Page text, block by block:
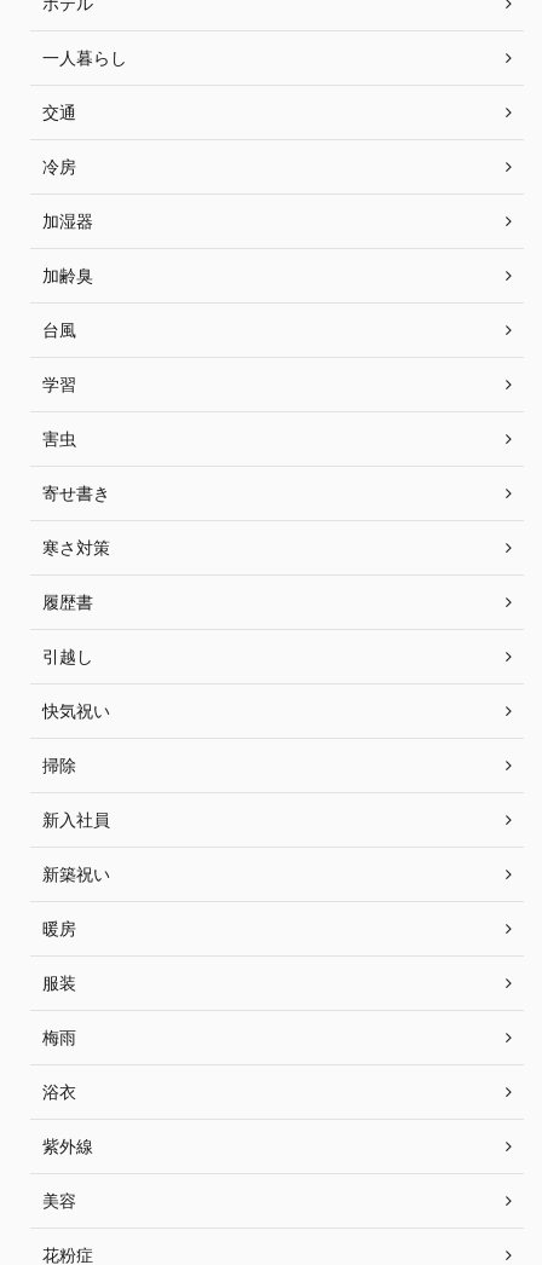
一人暮らし
交通
冷房
加湿器
加齢臭
台風
学習
害虫
寄せ書き
寒さ対策
履歴書
引越し
快気祝い
掃除
新入社員
新築祝い
暖房
服装
梅雨
浴衣
紫外線
美容
花粉症